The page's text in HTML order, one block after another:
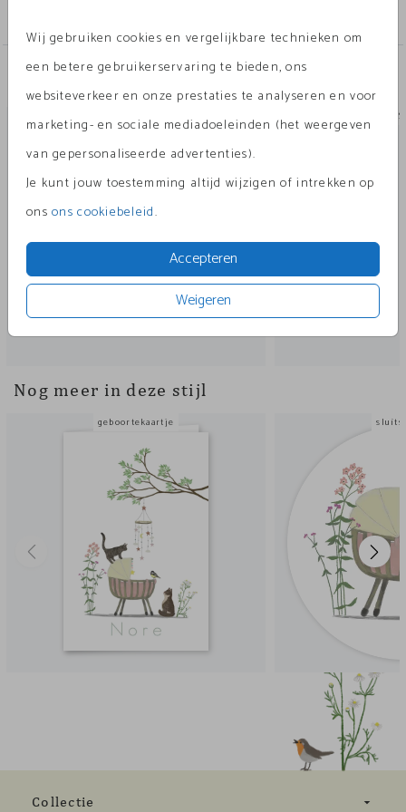
Wij gebruiken cookies en vergelijkbare technieken om
een betere gebruikerservaring te bieden, ons
websiteverkeer en onze prestaties te analyseren en voor
marketing- en sociale mediadoeleinden (het weergeven
van gepersonaliseerde advertenties).
Je kunt jouw toestemming altijd wijzigen of intrekken op
onsons cookiebeleid.
Accepteren
Weigeren
Nog meer in deze stijl
geboortekaartje
Collectie